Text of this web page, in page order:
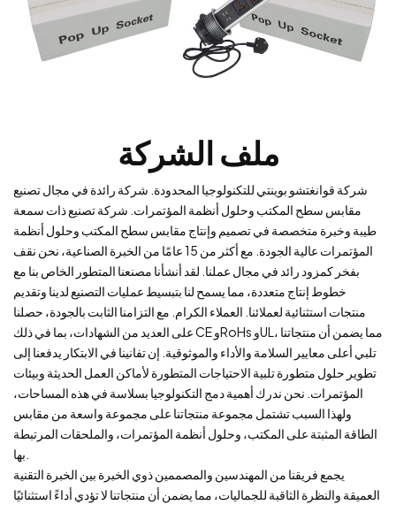
ملف الشركة
شركة قوانغتشو بوينتي للتكنولوجيا المحدودة. شركة رائدة في مجال تصنيع
مقابس سطح المكتب وحلول أنظمة المؤتمرات. شركة تصنيع ذات سمعة
طيبة وخبرة متخصصة في تصميم وإنتاج مقابس سطح المكتب وحلول أنظمة
المؤتمرات عالية الجودة. مع أكثر من 15 عامًا من الخبرة الصناعية، نحن نقف
بفخر كمزود رائد في مجال عملنا. لقد أنشأنا مصنعنا المتطور الخاص بنا مع
خطوط إنتاج متعددة، مما يسمح لنا بتبسيط عمليات التصنيع لدينا وتقديم
منتجات استثنائية لعملائنا. العملاء الكرام. مع التزامنا الثابت بالجودة، حصلنا
على العديد من الشهادات، بما في ذلك CE وRoHs وUL، مما يضمن أن منتجاتنا
تلبي أعلى معايير السلامة والأداء والموثوقية. إن تفانينا في الابتكار يدفعنا إلى
تطوير حلول متطورة تلبية الاحتياجات المتطورة لأماكن العمل الحديثة وبيئات
المؤتمرات. نحن ندرك أهمية دمج التكنولوجيا بسلاسة في هذه المساحات،
ولهذا السبب تشتمل مجموعة منتجاتنا على مجموعة واسعة من مقابس
الطاقة المثبتة على المكتب، وحلول أنظمة المؤتمرات، والملحقات المرتبطة
يجمع فريقنا من المهندسين والمصممين ذوي الخبرة بين الخبرة التقنية
العميقة والنظرة الثاقبة للجماليات، مما يضمن أن منتجاتنا لا تؤدي أداءً استثنائيًا